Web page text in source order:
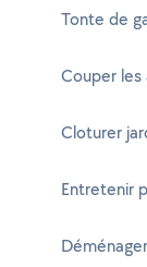
Tonte de
Couper les
Cloturer
Entretenir